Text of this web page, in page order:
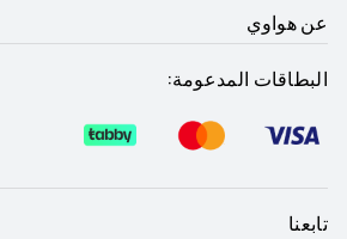
عن هواوي
البطاقات المدعومة:
تابعنا